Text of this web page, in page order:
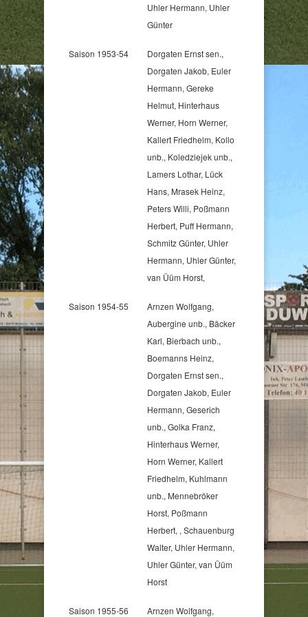
Uhler Hermann, Uhler
Günter
Saison 1953-54
Dorgaten Ernst sen.,
Dorgaten Jakob, Euler
Hermann, Gereke
Helmut, Hinterhaus
Werner, Horn Werner,
Kallert Friedhelm, Kollo
unb., Koledziejek unb.,
Lamers Lothar, Lück
Hans, Mrasek Heinz,
Peters Willi, Poßmann
Herbert, Puff Hermann,
Schmitz Günter, Uhler
Hermann, Uhler Günter,
van Üüm Horst,
Saison 1954-55
Arnzen Wolfgang,
Aubergine unb., Bäcker
Karl, Bierbach unb.,
Boemanns Heinz,
Dorgaten Ernst sen.,
Dorgaten Jakob, Euler
Hermann, Geserich
unb., Golka Franz,
Hinterhaus Werner,
Horn Werner, Kallert
Friedhelm, Kuhlmann
unb., Mennebröker
Horst, Poßmann
Herbert, , Schauenburg
Walter, Uhler Hermann,
Uhler Günter, van Üüm
Horst
Saison 1955-56
Arnzen Wolfgang,